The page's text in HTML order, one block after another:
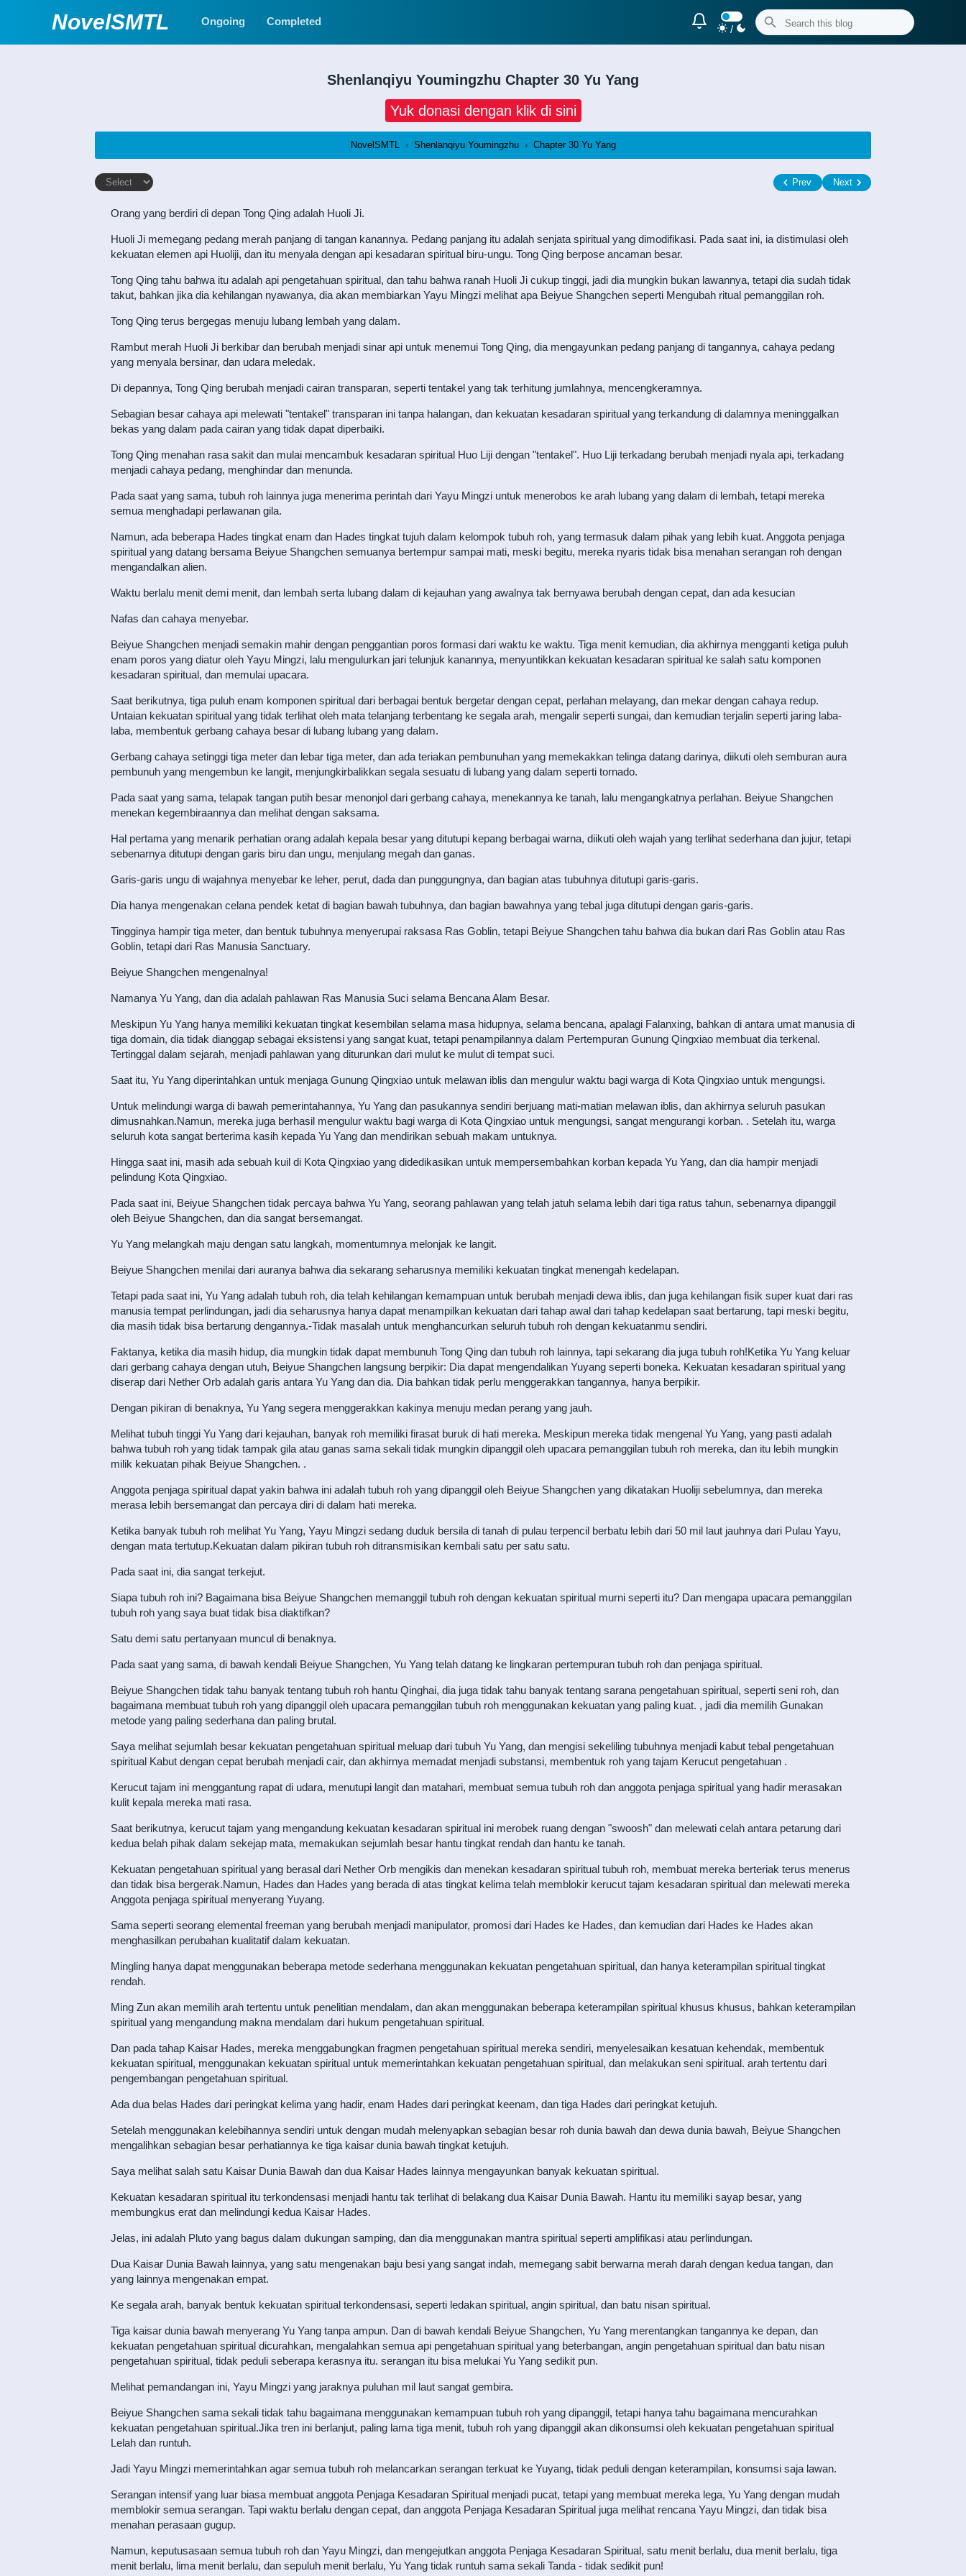
NovelSMTL Ongoing Completed
/
Shenlanqiyu Youmingzhu Chapter 30 Yu Yang
Yuk donasi dengan klik di sini
NovelSMTL › Shenlanqiyu Youmingzhu › Chapter 30 Yu Yang
Prev Next
Orang yang berdiri di depan Tong Qing adalah Huoli Ji.
Huoli Ji memegang pedang merah panjang di tangan kanannya. Pedang panjang itu adalah senjata spiritual yang dimodifikasi. Pada saat ini, ia distimulasi oleh
kekuatan elemen api Huoliji, dan itu menyala dengan api kesadaran spiritual biru-ungu. Tong Qing berpose ancaman besar.
Tong Qing tahu bahwa itu adalah api pengetahuan spiritual, dan tahu bahwa ranah Huoli Ji cukup tinggi, jadi dia mungkin bukan lawannya, tetapi dia sudah tidak
takut, bahkan jika dia kehilangan nyawanya, dia akan membiarkan Yayu Mingzi melihat apa Beiyue Shangchen seperti Mengubah ritual pemanggilan roh.
Tong Qing terus bergegas menuju lubang lembah yang dalam.
Rambut merah Huoli Ji berkibar dan berubah menjadi sinar api untuk menemui Tong Qing, dia mengayunkan pedang panjang di tangannya, cahaya pedang
yang menyala bersinar, dan udara meledak.
Di depannya, Tong Qing berubah menjadi cairan transparan, seperti tentakel yang tak terhitung jumlahnya, mencengkeramnya.
Sebagian besar cahaya api melewati "tentakel" transparan ini tanpa halangan, dan kekuatan kesadaran spiritual yang terkandung di dalamnya meninggalkan
bekas yang dalam pada cairan yang tidak dapat diperbaiki.
Tong Qing menahan rasa sakit dan mulai mencambuk kesadaran spiritual Huo Liji dengan "tentakel". Huo Liji terkadang berubah menjadi nyala api, terkadang
menjadi cahaya pedang, menghindar dan menunda.
Pada saat yang sama, tubuh roh lainnya juga menerima perintah dari Yayu Mingzi untuk menerobos ke arah lubang yang dalam di lembah, tetapi mereka
semua menghadapi perlawanan gila.
Namun, ada beberapa Hades tingkat enam dan Hades tingkat tujuh dalam kelompok tubuh roh, yang termasuk dalam pihak yang lebih kuat. Anggota penjaga
spiritual yang datang bersama Beiyue Shangchen semuanya bertempur sampai mati, meski begitu, mereka nyaris tidak bisa menahan serangan roh dengan
mengandalkan alien.
Waktu berlalu menit demi menit, dan lembah serta lubang dalam di kejauhan yang awalnya tak bernyawa berubah dengan cepat, dan ada kesucian
Nafas dan cahaya menyebar.
Beiyue Shangchen menjadi semakin mahir dengan penggantian poros formasi dari waktu ke waktu. Tiga menit kemudian, dia akhirnya mengganti ketiga puluh
enam poros yang diatur oleh Yayu Mingzi, lalu mengulurkan jari telunjuk kanannya, menyuntikkan kekuatan kesadaran spiritual ke salah satu komponen
kesadaran spiritual, dan memulai upacara.
Saat berikutnya, tiga puluh enam komponen spiritual dari berbagai bentuk bergetar dengan cepat, perlahan melayang, dan mekar dengan cahaya redup.
Untaian kekuatan spiritual yang tidak terlihat oleh mata telanjang terbentang ke segala arah, mengalir seperti sungai, dan kemudian terjalin seperti jaring laba-
laba, membentuk gerbang cahaya besar di lubang lubang yang dalam.
Gerbang cahaya setinggi tiga meter dan lebar tiga meter, dan ada teriakan pembunuhan yang memekakkan telinga datang darinya, diikuti oleh semburan aura
pembunuh yang mengembun ke langit, menjungkirbalikkan segala sesuatu di lubang yang dalam seperti tornado.
Pada saat yang sama, telapak tangan putih besar menonjol dari gerbang cahaya, menekannya ke tanah, lalu mengangkatnya perlahan. Beiyue Shangchen
menekan kegembiraannya dan melihat dengan saksama.
Hal pertama yang menarik perhatian orang adalah kepala besar yang ditutupi kepang berbagai warna, diikuti oleh wajah yang terlihat sederhana dan jujur, tetapi
sebenarnya ditutupi dengan garis biru dan ungu, menjulang megah dan ganas.
Garis-garis ungu di wajahnya menyebar ke leher, perut, dada dan punggungnya, dan bagian atas tubuhnya ditutupi garis-garis.
Dia hanya mengenakan celana pendek ketat di bagian bawah tubuhnya, dan bagian bawahnya yang tebal juga ditutupi dengan garis-garis.
Tingginya hampir tiga meter, dan bentuk tubuhnya menyerupai raksasa Ras Goblin, tetapi Beiyue Shangchen tahu bahwa dia bukan dari Ras Goblin atau Ras
Goblin, tetapi dari Ras Manusia Sanctuary.
Beiyue Shangchen mengenalnya!
Namanya Yu Yang, dan dia adalah pahlawan Ras Manusia Suci selama Bencana Alam Besar.
Meskipun Yu Yang hanya memiliki kekuatan tingkat kesembilan selama masa hidupnya, selama bencana, apalagi Falanxing, bahkan di antara umat manusia di
tiga domain, dia tidak dianggap sebagai eksistensi yang sangat kuat, tetapi penampilannya dalam Pertempuran Gunung Qingxiao membuat dia terkenal.
Tertinggal dalam sejarah, menjadi pahlawan yang diturunkan dari mulut ke mulut di tempat suci.
Saat itu, Yu Yang diperintahkan untuk menjaga Gunung Qingxiao untuk melawan iblis dan mengulur waktu bagi warga di Kota Qingxiao untuk mengungsi.
Untuk melindungi warga di bawah pemerintahannya, Yu Yang dan pasukannya sendiri berjuang mati-matian melawan iblis, dan akhirnya seluruh pasukan
dimusnahkan.Namun, mereka juga berhasil mengulur waktu bagi warga di Kota Qingxiao untuk mengungsi, sangat mengurangi korban. . Setelah itu, warga
seluruh kota sangat berterima kasih kepada Yu Yang dan mendirikan sebuah makam untuknya.
Hingga saat ini, masih ada sebuah kuil di Kota Qingxiao yang didedikasikan untuk mempersembahkan korban kepada Yu Yang, dan dia hampir menjadi
pelindung Kota Qingxiao.
Pada saat ini, Beiyue Shangchen tidak percaya bahwa Yu Yang, seorang pahlawan yang telah jatuh selama lebih dari tiga ratus tahun, sebenarnya dipanggil
oleh Beiyue Shangchen, dan dia sangat bersemangat.
Yu Yang melangkah maju dengan satu langkah, momentumnya melonjak ke langit.
Beiyue Shangchen menilai dari auranya bahwa dia sekarang seharusnya memiliki kekuatan tingkat menengah kedelapan.
Tetapi pada saat ini, Yu Yang adalah tubuh roh, dia telah kehilangan kemampuan untuk berubah menjadi dewa iblis, dan juga kehilangan fisik super kuat dari ras
manusia tempat perlindungan, jadi dia seharusnya hanya dapat menampilkan kekuatan dari tahap awal dari tahap kedelapan saat bertarung, tapi meski begitu,
dia masih tidak bisa bertarung dengannya.-Tidak masalah untuk menghancurkan seluruh tubuh roh dengan kekuatanmu sendiri.
Faktanya, ketika dia masih hidup, dia mungkin tidak dapat membunuh Tong Qing dan tubuh roh lainnya, tapi sekarang dia juga tubuh roh!Ketika Yu Yang keluar
dari gerbang cahaya dengan utuh, Beiyue Shangchen langsung berpikir: Dia dapat mengendalikan Yuyang seperti boneka. Kekuatan kesadaran spiritual yang
diserap dari Nether Orb adalah garis antara Yu Yang dan dia. Dia bahkan tidak perlu menggerakkan tangannya, hanya berpikir.
Dengan pikiran di benaknya, Yu Yang segera menggerakkan kakinya menuju medan perang yang jauh.
Melihat tubuh tinggi Yu Yang dari kejauhan, banyak roh memiliki firasat buruk di hati mereka. Meskipun mereka tidak mengenal Yu Yang, yang pasti adalah
bahwa tubuh roh yang tidak tampak gila atau ganas sama sekali tidak mungkin dipanggil oleh upacara pemanggilan tubuh roh mereka, dan itu lebih mungkin
milik kekuatan pihak Beiyue Shangchen. .
Anggota penjaga spiritual dapat yakin bahwa ini adalah tubuh roh yang dipanggil oleh Beiyue Shangchen yang dikatakan Huoliji sebelumnya, dan mereka
merasa lebih bersemangat dan percaya diri di dalam hati mereka.
Ketika banyak tubuh roh melihat Yu Yang, Yayu Mingzi sedang duduk bersila di tanah di pulau terpencil berbatu lebih dari 50 mil laut jauhnya dari Pulau Yayu,
dengan mata tertutup.Kekuatan dalam pikiran tubuh roh ditransmisikan kembali satu per satu satu.
Pada saat ini, dia sangat terkejut.
Siapa tubuh roh ini? Bagaimana bisa Beiyue Shangchen memanggil tubuh roh dengan kekuatan spiritual murni seperti itu? Dan mengapa upacara pemanggilan
tubuh roh yang saya buat tidak bisa diaktifkan?
Satu demi satu pertanyaan muncul di benaknya.
Pada saat yang sama, di bawah kendali Beiyue Shangchen, Yu Yang telah datang ke lingkaran pertempuran tubuh roh dan penjaga spiritual.
Beiyue Shangchen tidak tahu banyak tentang tubuh roh hantu Qinghai, dia juga tidak tahu banyak tentang sarana pengetahuan spiritual, seperti seni roh, dan
bagaimana membuat tubuh roh yang dipanggil oleh upacara pemanggilan tubuh roh menggunakan kekuatan yang paling kuat. , jadi dia memilih Gunakan
metode yang paling sederhana dan paling brutal.
Saya melihat sejumlah besar kekuatan pengetahuan spiritual meluap dari tubuh Yu Yang, dan mengisi sekeliling tubuhnya menjadi kabut tebal pengetahuan
spiritual Kabut dengan cepat berubah menjadi cair, dan akhirnya memadat menjadi substansi, membentuk roh yang tajam Kerucut pengetahuan .
Kerucut tajam ini menggantung rapat di udara, menutupi langit dan matahari, membuat semua tubuh roh dan anggota penjaga spiritual yang hadir merasakan
kulit kepala mereka mati rasa.
Saat berikutnya, kerucut tajam yang mengandung kekuatan kesadaran spiritual ini merobek ruang dengan "swoosh" dan melewati celah antara petarung dari
kedua belah pihak dalam sekejap mata, memakukan sejumlah besar hantu tingkat rendah dan hantu ke tanah.
Kekuatan pengetahuan spiritual yang berasal dari Nether Orb mengikis dan menekan kesadaran spiritual tubuh roh, membuat mereka berteriak terus menerus
dan tidak bisa bergerak.Namun, Hades dan Hades yang berada di atas tingkat kelima telah memblokir kerucut tajam kesadaran spiritual dan melewati mereka
Anggota penjaga spiritual menyerang Yuyang.
Sama seperti seorang elemental freeman yang berubah menjadi manipulator, promosi dari Hades ke Hades, dan kemudian dari Hades ke Hades akan
menghasilkan perubahan kualitatif dalam kekuatan.
Mingling hanya dapat menggunakan beberapa metode sederhana menggunakan kekuatan pengetahuan spiritual, dan hanya keterampilan spiritual tingkat
rendah.
Ming Zun akan memilih arah tertentu untuk penelitian mendalam, dan akan menggunakan beberapa keterampilan spiritual khusus khusus, bahkan keterampilan
spiritual yang mengandung makna mendalam dari hukum pengetahuan spiritual.
Dan pada tahap Kaisar Hades, mereka menggabungkan fragmen pengetahuan spiritual mereka sendiri, menyelesaikan kesatuan kehendak, membentuk
kekuatan spiritual, menggunakan kekuatan spiritual untuk memerintahkan kekuatan pengetahuan spiritual, dan melakukan seni spiritual. arah tertentu dari
pengembangan pengetahuan spiritual.
Ada dua belas Hades dari peringkat kelima yang hadir, enam Hades dari peringkat keenam, dan tiga Hades dari peringkat ketujuh.
Setelah menggunakan kelebihannya sendiri untuk dengan mudah melenyapkan sebagian besar roh dunia bawah dan dewa dunia bawah, Beiyue Shangchen
mengalihkan sebagian besar perhatiannya ke tiga kaisar dunia bawah tingkat ketujuh.
Saya melihat salah satu Kaisar Dunia Bawah dan dua Kaisar Hades lainnya mengayunkan banyak kekuatan spiritual.
Kekuatan kesadaran spiritual itu terkondensasi menjadi hantu tak terlihat di belakang dua Kaisar Dunia Bawah. Hantu itu memiliki sayap besar, yang
membungkus erat dan melindungi kedua Kaisar Hades.
Jelas, ini adalah Pluto yang bagus dalam dukungan samping, dan dia menggunakan mantra spiritual seperti amplifikasi atau perlindungan.
Dua Kaisar Dunia Bawah lainnya, yang satu mengenakan baju besi yang sangat indah, memegang sabit berwarna merah darah dengan kedua tangan, dan
yang lainnya mengenakan empat.
Ke segala arah, banyak bentuk kekuatan spiritual terkondensasi, seperti ledakan spiritual, angin spiritual, dan batu nisan spiritual.
Tiga kaisar dunia bawah menyerang Yu Yang tanpa ampun. Dan di bawah kendali Beiyue Shangchen, Yu Yang merentangkan tangannya ke depan, dan
kekuatan pengetahuan spiritual dicurahkan, mengalahkan semua api pengetahuan spiritual yang beterbangan, angin pengetahuan spiritual dan batu nisan
pengetahuan spiritual, tidak peduli seberapa kerasnya itu. serangan itu bisa melukai Yu Yang sedikit pun.
Melihat pemandangan ini, Yayu Mingzi yang jaraknya puluhan mil laut sangat gembira.
Beiyue Shangchen sama sekali tidak tahu bagaimana menggunakan kemampuan tubuh roh yang dipanggil, tetapi hanya tahu bagaimana mencurahkan
kekuatan pengetahuan spiritual.Jika tren ini berlanjut, paling lama tiga menit, tubuh roh yang dipanggil akan dikonsumsi oleh kekuatan pengetahuan spiritual
Lelah dan runtuh.
Jadi Yayu Mingzi memerintahkan agar semua tubuh roh melancarkan serangan terkuat ke Yuyang, tidak peduli dengan keterampilan, konsumsi saja lawan.
Serangan intensif yang luar biasa membuat anggota Penjaga Kesadaran Spiritual menjadi pucat, tetapi yang membuat mereka lega, Yu Yang dengan mudah
memblokir semua serangan. Tapi waktu berlalu dengan cepat, dan anggota Penjaga Kesadaran Spiritual juga melihat rencana Yayu Mingzi, dan tidak bisa
menahan perasaan gugup.
Namun, keputusasaan semua tubuh roh dan Yayu Mingzi, dan mengejutkan anggota Penjaga Kesadaran Spiritual, satu menit berlalu, dua menit berlalu, tiga
menit berlalu, lima menit berlalu, dan sepuluh menit berlalu, Yu Yang tidak runtuh sama sekali Tanda - tidak sedikit pun!